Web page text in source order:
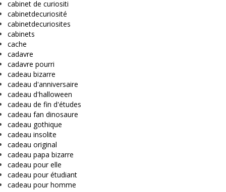
cabinet de curiositi
cabinetdecuriosité
cabinetdecuriosites
cabinets
cache
cadavre
cadavre pourri
cadeau bizarre
cadeau d'anniversaire
cadeau d'halloween
cadeau de fin d'études
cadeau fan dinosaure
cadeau gothique
cadeau insolite
cadeau original
cadeau papa bizarre
cadeau pour elle
cadeau pour étudiant
cadeau pour homme